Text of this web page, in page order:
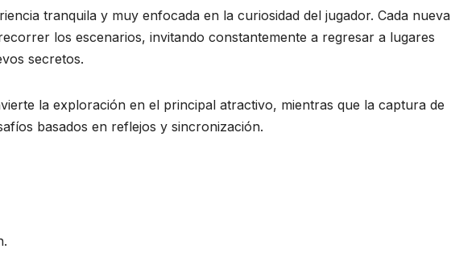
tranquila y muy enfocada en la curiosidad del jugador. Cada nueva
los escenarios, invitando constantemente a regresar a lugares
secretos.
la exploración en el principal atractivo, mientras que la captura de
basados en reflejos y sincronización.